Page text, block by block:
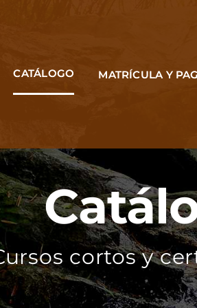
CATÁLOGO MATRÍCULA Y
cortos y